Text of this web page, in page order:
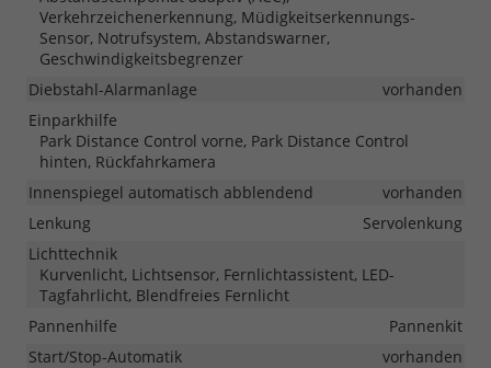
Verkehrzeichenerkennung, Müdigkeitserkennungs-
Sensor, Notrufsystem, Abstandswarner,
Geschwindigkeitsbegrenzer
Diebstahl-Alarmanlage
vorhanden
Einparkhilfe
Park Distance Control vorne, Park Distance Control
hinten, Rückfahrkamera
Innenspiegel automatisch abblendend
vorhanden
Lenkung
Servolenkung
Lichttechnik
Kurvenlicht, Lichtsensor, Fernlichtassistent, LED-
Tagfahrlicht, Blendfreies Fernlicht
Pannenhilfe
Pannenkit
Start/Stop-Automatik
vorhanden